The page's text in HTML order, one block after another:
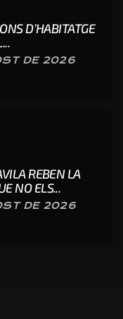
D’HABITATGE
DE 2026
REBEN LA
NO ELS...
DE 2026